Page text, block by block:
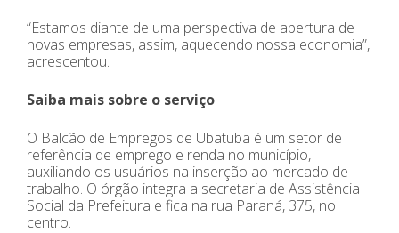
“Estamos diante de uma perspectiva de abertura de
novas empresas, assim, aquecendo nossa economia”,
acrescentou.
Saiba mais sobre o serviço
O Balcão de Empregos de Ubatuba é um setor de
referência de emprego e renda no município,
auxiliando os usuários na inserção ao mercado de
trabalho. O órgão integra a secretaria de Assistência
Social da Prefeitura e fica na rua Paraná, 375, no
centro.